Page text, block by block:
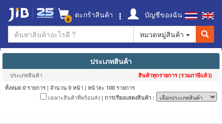
0 ตะกร้าสินค้า
บัญชีของฉัน
หมวดหมู่สินค้า
ประเภทสินค้า
ประเภทสินค้า สินค้าทุกรายการ (รวมภาษีแล้ว)
ทั้งหมด 0 รายการ | จำนวน 0 หน้า | หน้าละ 100 รายการ
เฉพาะสินค้าที่พร้อมส่ง | การเรียงแสดงสินค้า :